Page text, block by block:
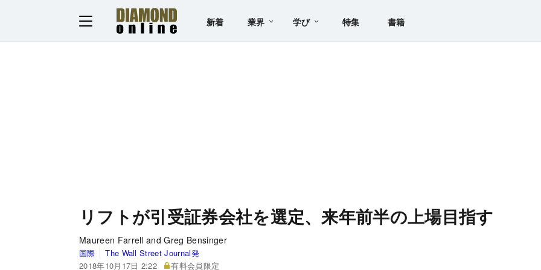
新着 業界 学び 特集 書籍
リフトが引受証券会社を選定、来年前半の上場目指す
Maureen Farrell and Greg Bensinger
国際
The Wall Street Journal発
2018年10月17日 2:22
有料会員限定